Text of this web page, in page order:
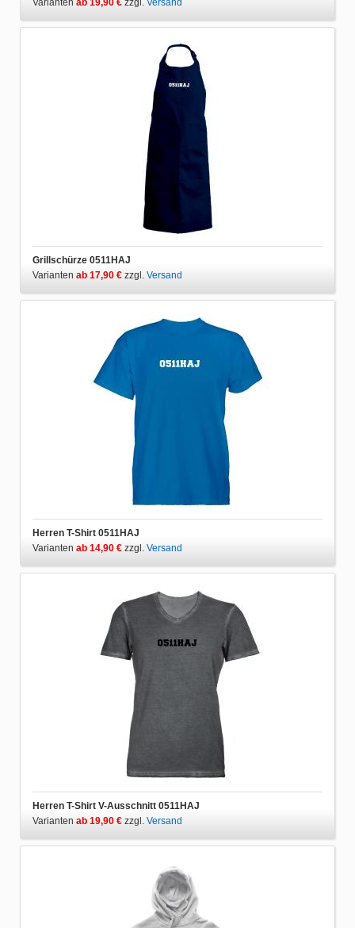
Grillschürze 0511HAJ
Varianten ab 17,90 € zzgl. Versand
Herren T-Shirt 0511HAJ
Varianten ab 14,90 € zzgl. Versand
Herren T-Shirt V-Ausschnitt 0511HAJ
Varianten ab 19,90 € zzgl. Versand